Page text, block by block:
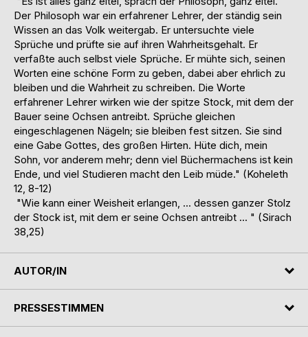
Der Philosoph war ein erfahrener Lehrer, der ständig sein
Wissen an das Volk weitergab. Er untersuchte viele
Sprüche und prüfte sie auf ihren Wahrheitsgehalt. Er
verfaßte auch selbst viele Sprüche. Er mühte sich, seinen
Worten eine schöne Form zu geben, dabei aber ehrlich zu
bleiben und die Wahrheit zu schreiben. Die Worte
erfahrener Lehrer wirken wie der spitze Stock, mit dem der
Bauer seine Ochsen antreibt. Sprüche gleichen
eingeschlagenen Nägeln; sie bleiben fest sitzen. Sie sind
eine Gabe Gottes, des großen Hirten. Hüte dich, mein
Sohn, vor anderem mehr; denn viel Büchermachens ist kein
Ende, und viel Studieren macht den Leib müde." (Koheleth
12, 8-12)
"Wie kann einer Weisheit erlangen, ... dessen ganzer Stolz
der Stock ist, mit dem er seine Ochsen antreibt ... " (Sirach
38,25)
AUTOR/IN
PRESSESTIMMEN